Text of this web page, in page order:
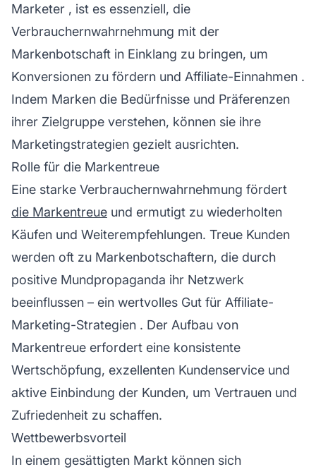
Marketer , ist es essenziell, die
Verbrauchernwahrnehmung mit der
Markenbotschaft in Einklang zu bringen, um
Konversionen zu fördern und Affiliate-Einnahmen .
Indem Marken die Bedürfnisse und Präferenzen
ihrer Zielgruppe verstehen, können sie ihre
Marketingstrategien gezielt ausrichten.
Rolle für die Markentreue
Eine starke Verbrauchernwahrnehmung fördert
die Markentreue und ermutigt zu wiederholten
Käufen und Weiterempfehlungen. Treue Kunden
werden oft zu Markenbotschaftern, die durch
positive Mundpropaganda ihr Netzwerk
beeinflussen – ein wertvolles Gut für Affiliate-
Marketing-Strategien . Der Aufbau von
Markentreue erfordert eine konsistente
Wertschöpfung, exzellenten Kundenservice und
aktive Einbindung der Kunden, um Vertrauen und
Zufriedenheit zu schaffen.
Wettbewerbsvorteil
In einem gesättigten Markt können sich